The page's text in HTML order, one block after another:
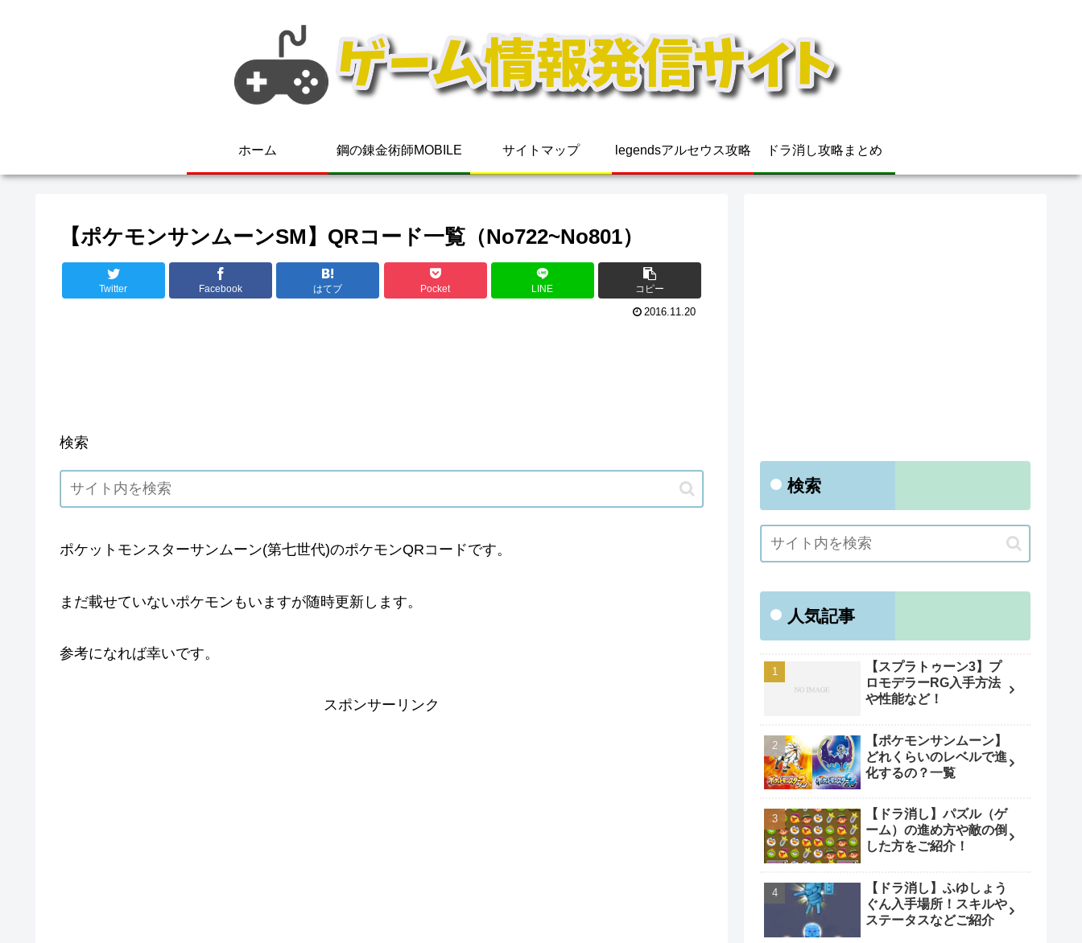
ホーム 鋼の錬金術師MOBILE サイトマップ legendsアルセウス攻略 ドラ消し攻略まとめ
【ポケモンサンムーンSM】QRコード一覧（No722~No801）
Twitter Facebook はてブ Pocket LINE コピー
2016.11.20
検索
ポケットモンスターサンムーン(第七世代)のポケモンQRコードです。
まだ載せていないポケモンもいますが随時更新します。
参考になれば幸いです。
スポンサーリンク
検索
人気記事
【スプラトゥーン3】プ
ロモデラーRG入手方法
や性能など！
【ポケモンサンムーン】
どれくらいのレベルで進
化するの？一覧
【ドラ消し】パズル（ゲ
ーム）の進め方や敵の倒
した方をご紹介！
【ドラ消し】ふゆしょう
ぐん入手場所！スキルや
ステータスなどご紹介